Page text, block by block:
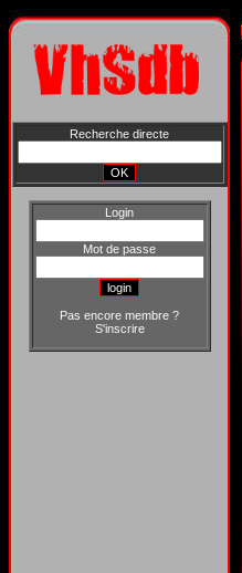
Recherche directe
Login
Mot de passe
Pas encore membre ?
S'inscrire